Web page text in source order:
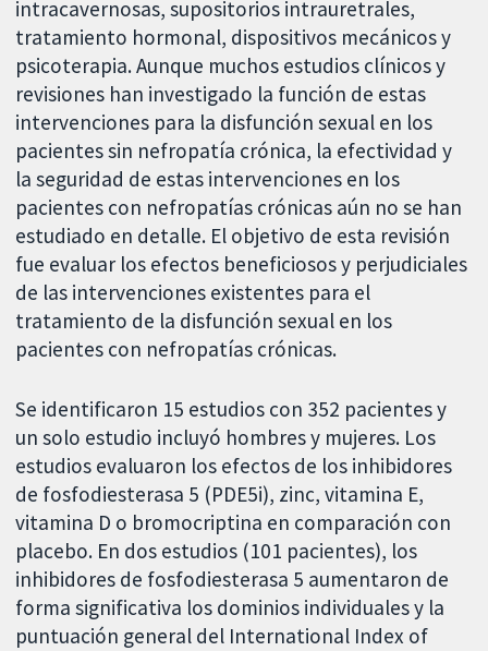
intracavernosas, supositorios intrauretrales,
tratamiento hormonal, dispositivos mecánicos y
psicoterapia. Aunque muchos estudios clínicos y
revisiones han investigado la función de estas
intervenciones para la disfunción sexual en los
pacientes sin nefropatía crónica, la efectividad y
la seguridad de estas intervenciones en los
pacientes con nefropatías crónicas aún no se han
estudiado en detalle. El objetivo de esta revisión
fue evaluar los efectos beneficiosos y perjudiciales
de las intervenciones existentes para el
tratamiento de la disfunción sexual en los
pacientes con nefropatías crónicas.
Se identificaron 15 estudios con 352 pacientes y
un solo estudio incluyó hombres y mujeres. Los
estudios evaluaron los efectos de los inhibidores
de fosfodiesterasa 5 (PDE5i), zinc, vitamina E,
vitamina D o bromocriptina en comparación con
placebo. En dos estudios (101 pacientes), los
inhibidores de fosfodiesterasa 5 aumentaron de
forma significativa los dominios individuales y la
puntuación general del International Index of